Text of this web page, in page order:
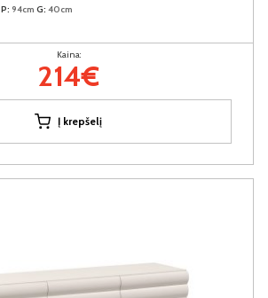
P: 94cm G: 40cm
Kaina:
214€
Į krepšelį